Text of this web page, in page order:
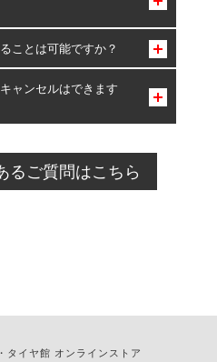
みとなります。
ことは可能ですか？
可能です。
合わせに限り、同時にご予約が
ャンセルはできます
を過ぎている場合のご予約
は、直接ご予約の店舗まで
るご質問はこちら
タイヤ館 オンラインストア